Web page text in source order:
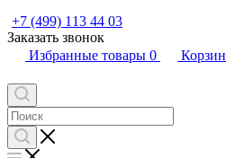
+7 (499) 113 44 03
Заказать звонок
Избранные товары 0